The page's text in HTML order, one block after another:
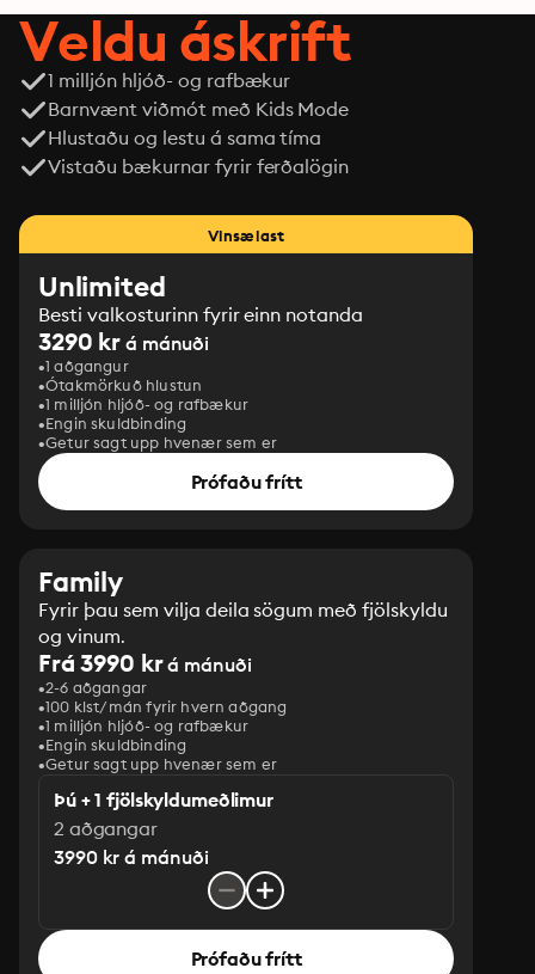
Veldu áskrift
1 milljón hljóð- og rafbækur
Barnvænt viðmót með Kids Mode
Hlustaðu og lestu á sama tíma
Vistaðu bækurnar fyrir ferðalögin
Vinsælast
Unlimited
Besti valkosturinn fyrir einn notanda
3290 kr á mánuði
1 aðgangur
Ótakmörkuð hlustun
1 milljón hljóð- og rafbækur
Engin skuldbinding
Getur sagt upp hvenær sem er
Prófaðu frítt
Family
Fyrir þau sem vilja deila sögum með fjölskyldu
og vinum.
Frá 3990 krá mánuði
2-6 aðgangar
100 klst/mán fyrir hvern aðgang
1 milljón hljóð- og rafbækur
‎Engin skuldbinding
Getur sagt upp hvenær sem er
Þú + 1 fjölskyldumeðlimur
2 aðgangar
3990 kr á mánuði
Prófaðu frítt